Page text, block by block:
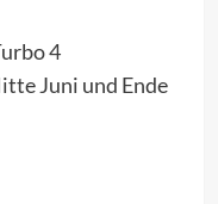
4
Juni und Ende